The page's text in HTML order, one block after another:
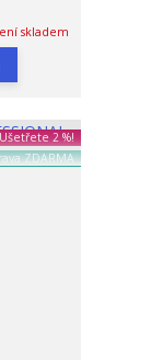
skladem
2 %!
ZDARMA